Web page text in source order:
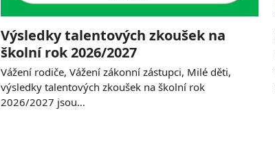
Výsledky talentových zkoušek na
školní rok 2026/2027
Vážení rodiče, Vážení zákonní zástupci, Milé děti,
výsledky talentových zkoušek na školní rok
2026/2027 jsou…